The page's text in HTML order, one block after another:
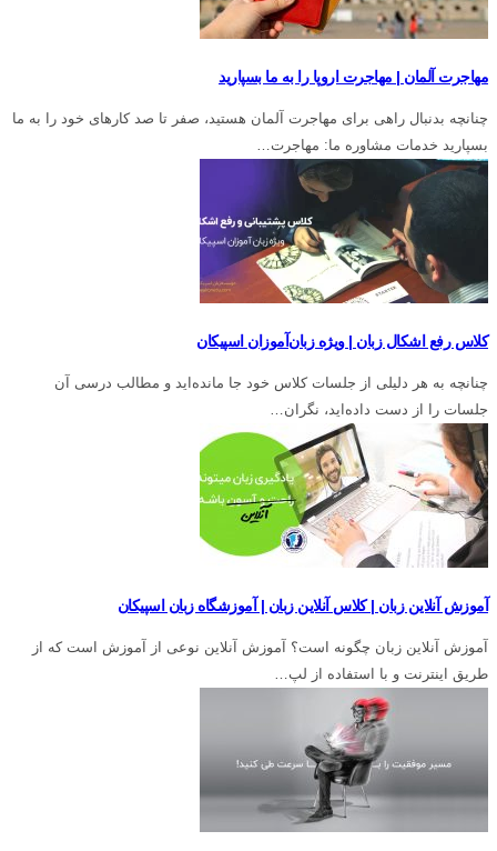
مهاجرت آلمان | مهاجرت اروپا را به ما بسپارید
چنانچه بدنبال راهی برای مهاجرت آلمان هستید، صفر تا صد کارهای خود را به ما
بسپارید خدمات مشاوره ما: مهاجرت…
کلاس رفع اشکال زبان | ویژه زبان‌آموزان اسپیکان
چنانچه به هر دلیلی از جلسات کلاس خود جا مانده‌اید و مطالب درسی آن
جلسات را از دست داده‌اید، نگران…
آموزش آنلاین زبان | کلاس آنلاین زبان | آموزشگاه زبان اسپیکان
آموزش آنلاین زبان چگونه است؟ آموزش آنلاین نوعی از آموزش است که از
طریق اینترنت و با استفاده از لپ…